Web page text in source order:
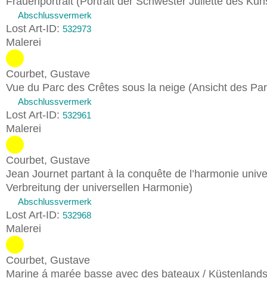
Abschlussvermerk
Lost Art-ID: 532973
Malerei
Courbet, Gustave
Vue du Parc des Crêtes sous la neige (Ansicht des
Abschlussvermerk
Lost Art-ID: 532961
Malerei
Courbet, Gustave
Jean Journet partant à la conquête de l’harmonie
Verbreitung der universellen Harmonie)
Abschlussvermerk
Lost Art-ID: 532968
Malerei
Courbet, Gustave
Marine á marée basse avec des bateaux /